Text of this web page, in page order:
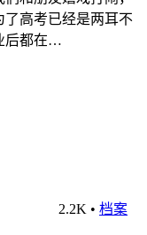
了高考已经是两耳不
后都在…
2.2K • 档案